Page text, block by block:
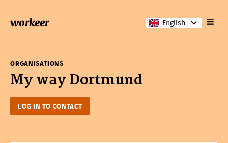
workeer English
ORGANISATIONS
My way Dortmund
LOG IN TO CONTACT